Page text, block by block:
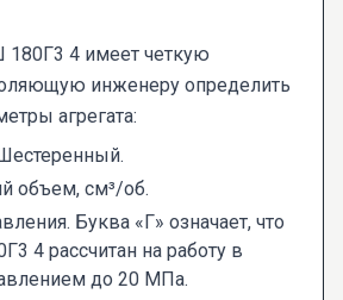
4 имеет четкую
инженеру определить
агрегата:
объем, см³/об.
Буква «Г» означает, что
4 рассчитан на работу в
до 20 МПа.